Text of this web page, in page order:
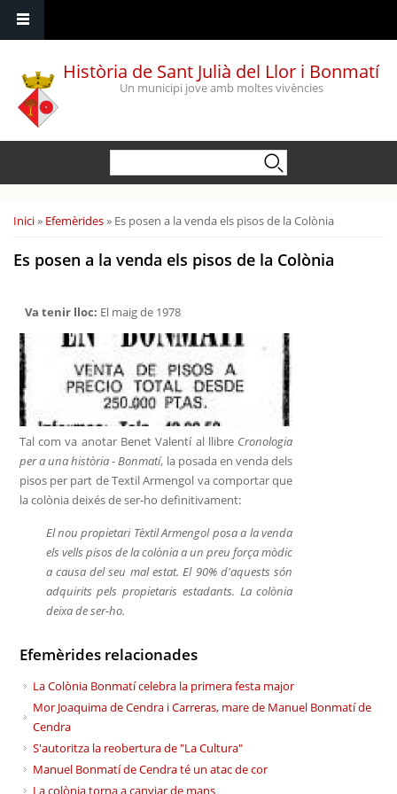
Història de Sant Julià del Llor i Bonmatí
Un municipi jove amb moltes vivències
Esteu aquí
Inici» Efemèrides» Es posen a la venda els pisos de la Colònia
Es posen a la venda els pisos de la Colònia
Va tenir lloc: El maig de 1978
Tal com va anotar Benet Valentí al llibre Cronologia
per a una història - Bonmatí, la posada en venda dels
pisos per part de Textil Armengol va comportar que
la colònia deixés de ser-ho definitivament:
El nou propietari Tèxtil Armengol posa a la venda
els vells pisos de la colònia a un preu força mòdic
a causa del seu mal estat. El 90% d'aquests són
adquirits pels propietaris estadants. La colònia
deixa de ser-ho.
Efemèrides relacionades
La Colònia Bonmatí celebra la primera festa major
Mor Joaquima de Cendra i Carreras, mare de Manuel Bonmatí de
Cendra
S'autoritza la reobertura de "La Cultura"
Manuel Bonmatí de Cendra té un atac de cor
La colònia torna a canviar de mans